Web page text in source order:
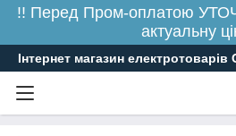
!! Перед Пром-оплатою
актуальну
Інтернет магазин